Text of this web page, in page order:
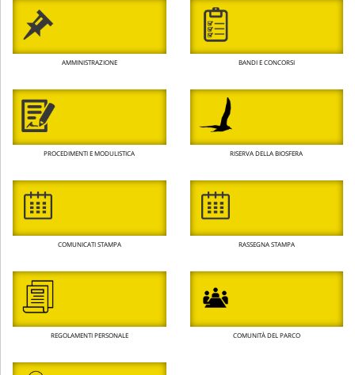
AMMINISTRAZIONE BANDI E CONCORSI
PROCEDIMENTI E MODULISTICA RISERVA DELLA BIOSFERA
COMUNICATI STAMPA RASSEGNA STAMPA
REGOLAMENTI PERSONALE COMUNITÀ DEL PARCO